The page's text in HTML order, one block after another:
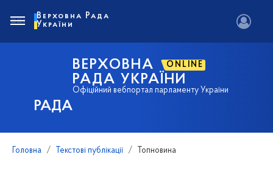
РАДА
ВЕРХОВНА ONLINE
РАДА УКРАЇНИ
Офіційний вебпортал парламенту України
Верховна Рада
України
Головна Текстові публікації Топновина